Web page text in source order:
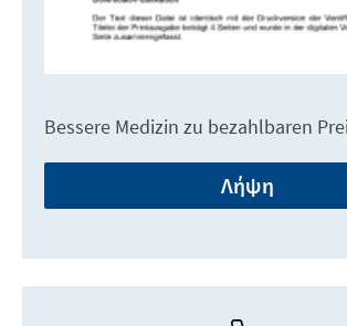
Bessere Medizin zu bezahlbaren
Λήψη